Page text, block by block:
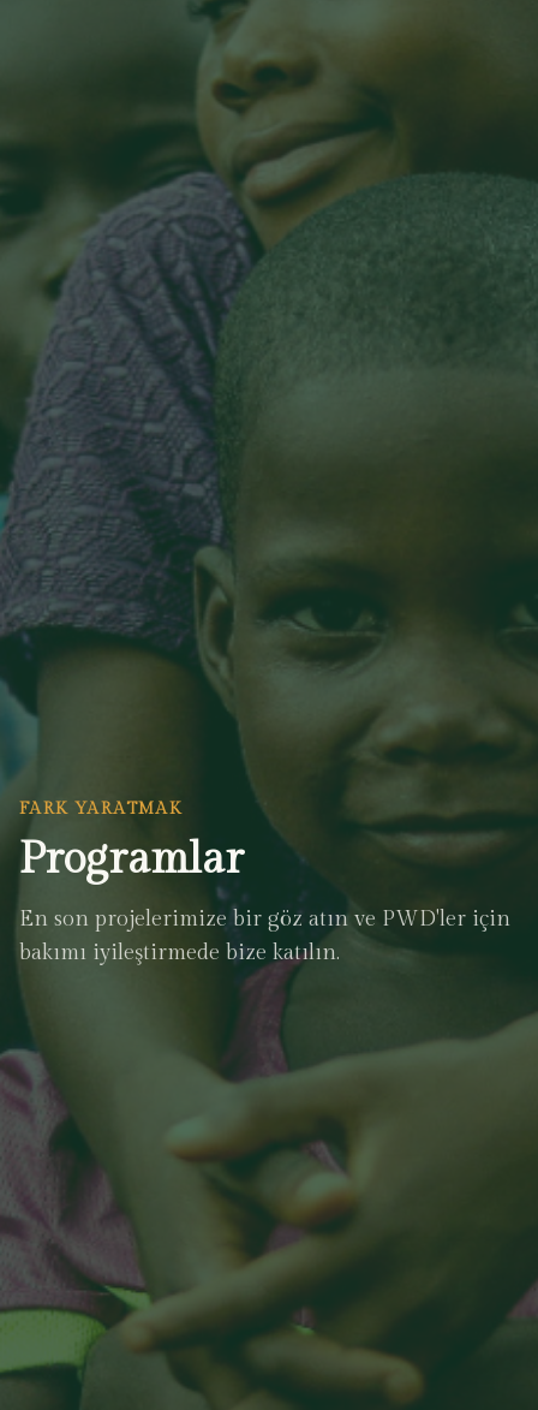
FARK YARATMAK
Programlar
En son projelerimize bir göz atın ve PWD'ler için
bakımı iyileştirmede bize katılın.